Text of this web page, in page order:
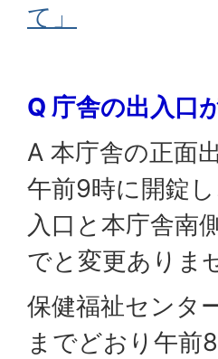
て」
Q 庁舎の出入口
A 本庁舎の正面
午前9時に開錠
入口と本庁舎南
でと変更ありま
保健福祉センタ
までどおり午前